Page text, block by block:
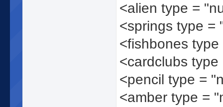
<alien type =
<springs type =
<fishbones
<cardclubs
<pencil type =
<amber type =